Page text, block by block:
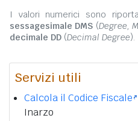
I valori numerici sono
sessagesimale DMS (Degree,
decimale DD (Decimal Degree).
Servizi utili
Calcola il Codice Fiscale
Inarzo